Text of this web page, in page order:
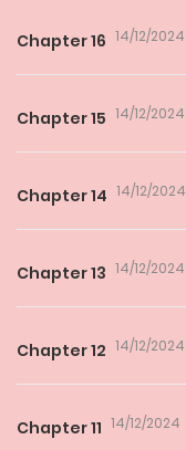
Chapter 16 14/12/2024
Chapter 15 14/12/2024
Chapter 14 14/12/2024
Chapter 13 14/12/2024
Chapter 12 14/12/2024
Chapter 11 14/12/2024